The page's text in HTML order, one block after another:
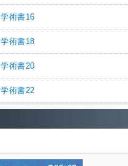
学術書16
学術書18
学術書20
学術書22